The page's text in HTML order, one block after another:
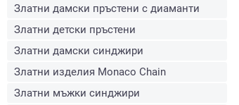
Златни дамски пръстени с диаманти
Златни детски пръстени
Златни дамски синджири
Златни изделия Monaco Chain
Златни мъжки синджири